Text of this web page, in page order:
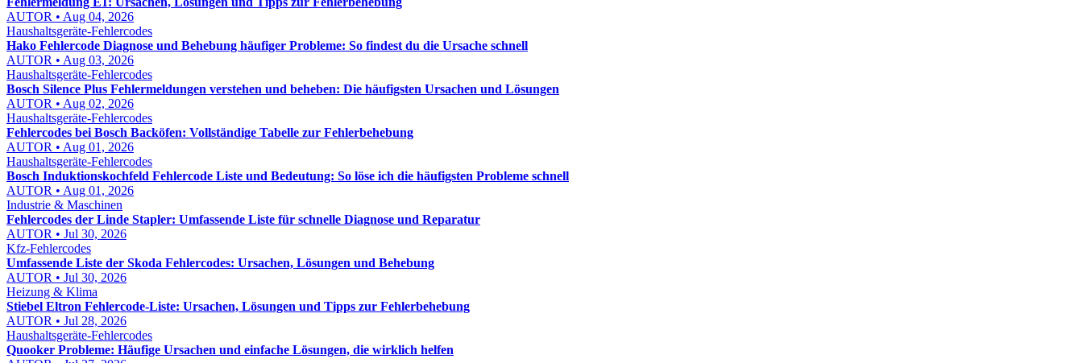
AUTOR • Aug 04, 2026
Haushaltsgeräte-Fehlercodes
Hako Fehlercode Diagnose und Behebung häufiger Probleme: So findest du die Ursache schnell
AUTOR • Aug 03, 2026
Haushaltsgeräte-Fehlercodes
Bosch Silence Plus Fehlermeldungen verstehen und beheben: Die häufigsten Ursachen und Lösungen
AUTOR • Aug 02, 2026
Haushaltsgeräte-Fehlercodes
Fehlercodes bei Bosch Backöfen: Vollständige Tabelle zur Fehlerbehebung
AUTOR • Aug 01, 2026
Haushaltsgeräte-Fehlercodes
Bosch Induktionskochfeld Fehlercode Liste und Bedeutung: So löse ich die häufigsten Probleme schnell
AUTOR • Aug 01, 2026
Industrie & Maschinen
Fehlercodes der Linde Stapler: Umfassende Liste für schnelle Diagnose und Reparatur
AUTOR • Jul 30, 2026
Kfz-Fehlercodes
Umfassende Liste der Skoda Fehlercodes: Ursachen, Lösungen und Behebung
AUTOR • Jul 30, 2026
Heizung & Klima
Stiebel Eltron Fehlercode-Liste: Ursachen, Lösungen und Tipps zur Fehlerbehebung
AUTOR • Jul 28, 2026
Haushaltsgeräte-Fehlercodes
Quooker Probleme: Häufige Ursachen und einfache Lösungen, die wirklich helfen